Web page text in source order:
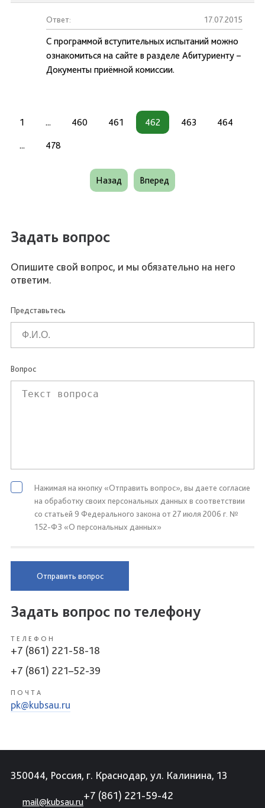
Ответ: 17.07.2015
С программой вступительных испытаний можно
ознакомиться на сайте в разделе Абитуриенту –
Документы приёмной комиссии.
1 ... 460 461 462 463 464
... 478
Назад Вперед
Задать вопрос
Опишите свой вопрос, и мы обязательно на него
ответим.
Представьтесь
Вопрос
Нажимая на кнопку «Отправить вопрос», вы даете согласие
на обработку своих персональных данных в соответствии
со статьей 9 Федерального закона от 27 июля 2006 г. №
152-ФЗ «О персональных данных»
Отправить вопрос
Задать вопрос по телефону
ТЕЛЕФОН
+7 (861) 221-58-18
+7 (861) 221–52-39
ПОЧТА
pk@kubsau.ru
350044, Россия, г. Краснодар, ул. Калинина, 13
mail@kubsau.ru
+7 (861) 221-59-42